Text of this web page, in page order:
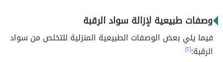
وصفات طبيعية لإزالة سواد الرقبة
فيما يلي بعض الوصفات الطبيعية المنزلية للتخلص من سواد
الرقبة:[٢]